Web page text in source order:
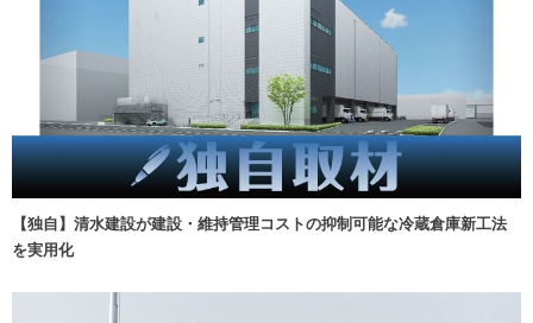
【独自】清水建設が建設・維持管理コストの抑制可能な冷蔵倉庫新工法
を実用化